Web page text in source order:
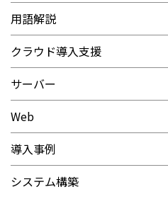
用語解説
クラウド導入支援
サーバー
Web
導入事例
システム構築